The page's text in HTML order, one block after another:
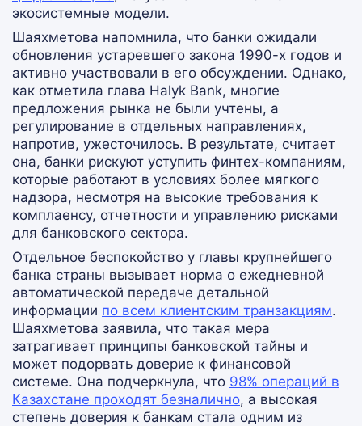
экосистемные модели.
Шаяхметова напомнила, что банки ожидали
обновления устаревшего закона 1990-х годов и
активно участвовали в его обсуждении. Однако,
как отметила глава Halyk Bank, многие
предложения рынка не были учтены, а
регулирование в отдельных направлениях,
напротив, ужесточилось. В результате, считает
она, банки рискуют уступить финтех-компаниям,
которые работают в условиях более мягкого
надзора, несмотря на высокие требования к
комплаенсу, отчетности и управлению рисками
для банковского сектора.
Отдельное беспокойство у главы крупнейшего
банка страны вызывает норма о ежедневной
автоматической передаче детальной
информации по всем клиентским транзакциям.
Шаяхметова заявила, что такая мера
затрагивает принципы банковской тайны и
может подорвать доверие к финансовой
системе. Она подчеркнула, что 98% операций в
Казахстане проходят безналично, а высокая
степень доверия к банкам стала одним из